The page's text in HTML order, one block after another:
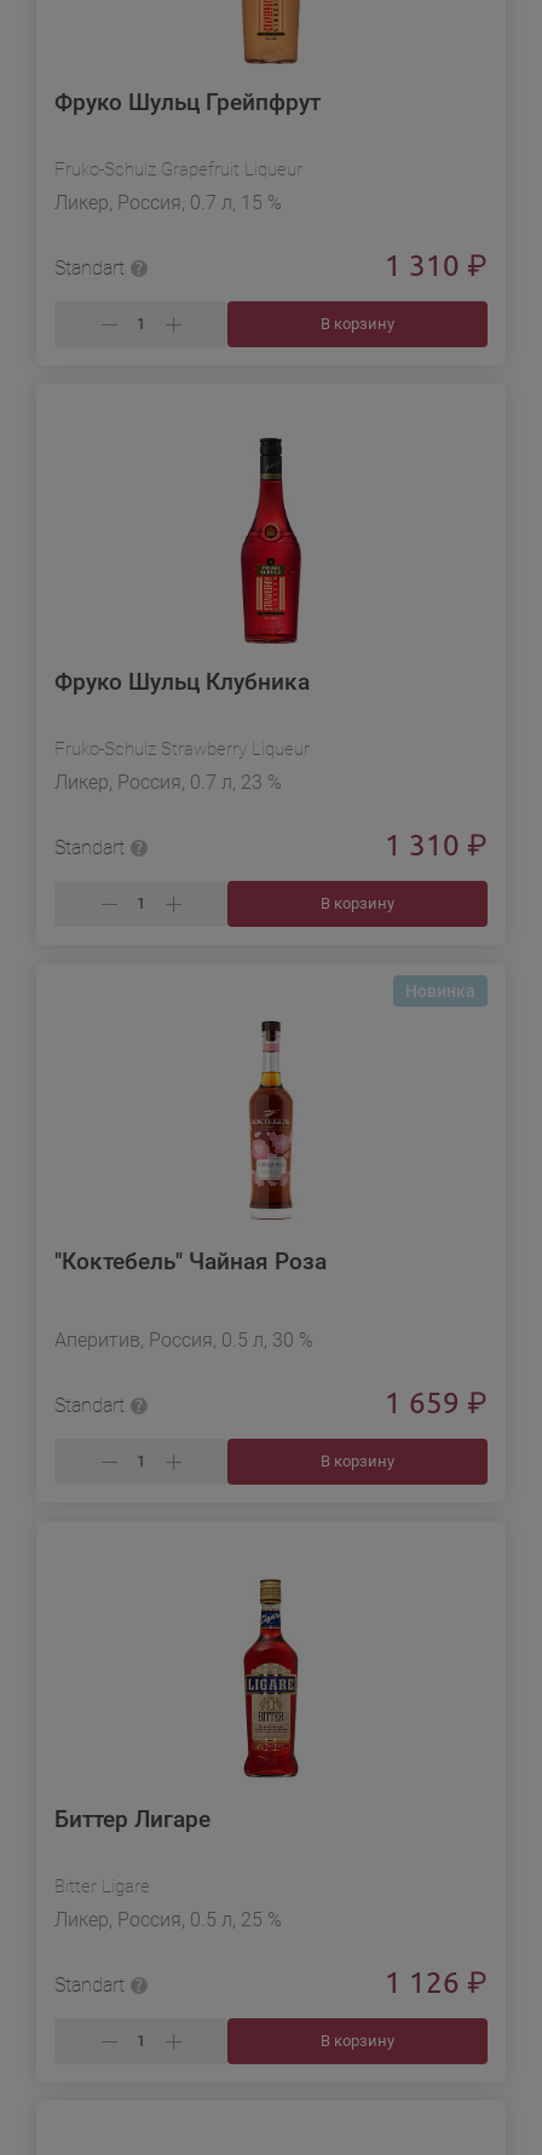
Фруко Шульц Грейпфрут
Fruko-Schulz Grapefruit Liqueur
Ликер, Россия, 0.7 л, 15 %
Standart 1 310 ₽
В корзину
Фруко Шульц Клубника
Fruko-Schulz Strawberry Liqueur
Ликер, Россия, 0.7 л, 23 %
Standart 1 310 ₽
В корзину
Новинка
"Коктебель" Чайная Роза
Аперитив, Россия, 0.5 л, 30 %
Standart 1 659 ₽
В корзину
Биттер Лигаре
Bitter Ligare
Ликер, Россия, 0.5 л, 25 %
Standart 1 126 ₽
В корзину